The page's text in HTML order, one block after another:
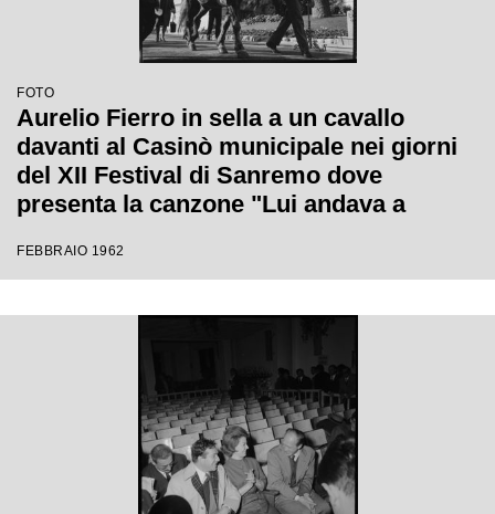
FOTO
Aurelio Fierro in sella a un cavallo
davanti al Casinò municipale nei giorni
del XII Festival di Sanremo dove
presenta la canzone "Lui andava a
FEBBRAIO 1962